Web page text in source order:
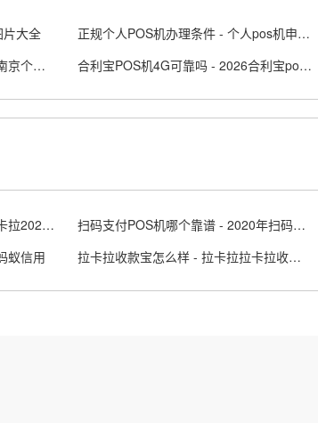
片大全 正规个人POS机办理条件 - 个人pos机申请流程
南京POS机申请中心怎么选择 - 南京个人办理pos刷卡机
合利宝POS机4G可靠吗 - 2026合利宝pos费用
拉卡拉POS机定位实时落地 - 拉卡拉2021款pos机 扫码支付POS机哪个靠谱 - 2020年扫码pos哪家最好用
蚁信用
拉卡拉收款宝怎么样 - 拉卡拉拉卡拉收款宝